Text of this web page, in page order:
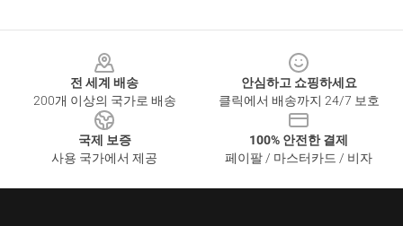
전 세계 배송
200개 이상의 국가로 배송
안심하고 쇼핑하세요
클릭에서 배송까지 24/7 보호
국제 보증
사용 국가에서 제공
100% 안전한 결제
페이팔 / 마스터카드 / 비자